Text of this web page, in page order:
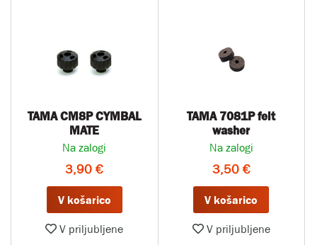
TAMA CM8P CYMBAL
MATE
Na zalogi
3,90 €
V košarico
V priljubljene
TAMA 7081P felt
washer
Na zalogi
3,50 €
V košarico
V priljubljene